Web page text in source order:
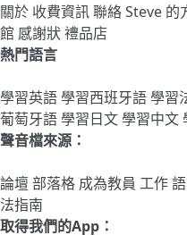
關於 收費資訊聯絡Steve 的
館 感謝狀禮品店
熱門語言
學習英語學習西班牙語學習
葡萄牙語學習日文學習中文
聲音檔來源：
論壇部落格 成為教員 工作
法指南
取得我們的App：